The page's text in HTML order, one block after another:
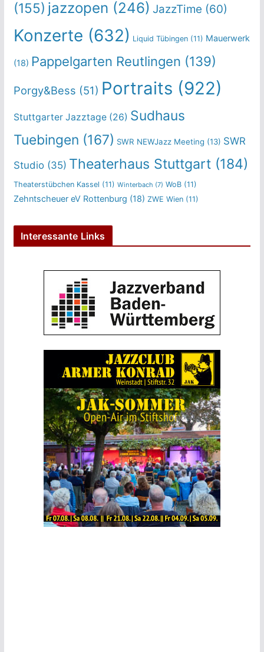
(155) jazzopen (246) JazzTime (60)
Konzerte (632) Liquid Tübingen(11) Mauerwerk
(18) Pappelgarten Reutlingen (139)
Porgy&Bess (51) Portraits (922)
Stuttgarter Jazztage(26) Sudhaus
Tuebingen (167) SWR NEWJazz Meeting (13) SWR
Studio(35) Theaterhaus Stuttgart(184)
Theaterstübchen Kassel (11) Winterbach (7) WoB(11)
Zehntscheuer eV Rottenburg (18) ZWE Wien(11)
Interessante Links